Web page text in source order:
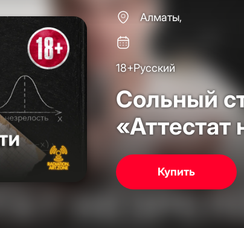
Алматы,
18+Русский
Сольный
«Аттестат
Купить